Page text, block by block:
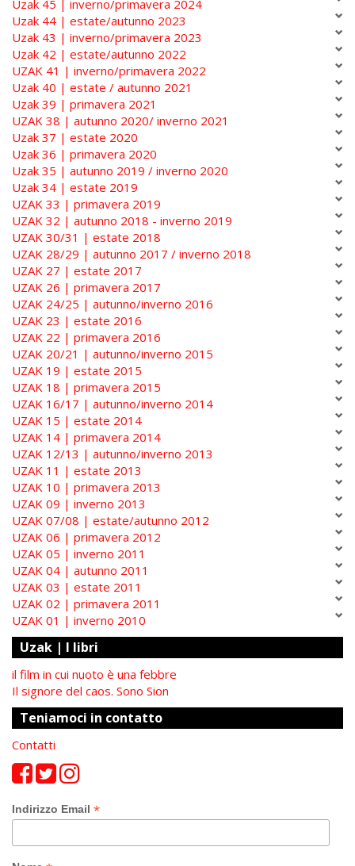
Uzak 45 | inverno/primavera 2024
Uzak 44 | estate/autunno 2023
Uzak 43 | inverno/primavera 2023
Uzak 42 | estate/autunno 2022
UZAK 41 | inverno/primavera 2022
Uzak 40 | estate / autunno 2021
Uzak 39 | primavera 2021
UZAK 38 | autunno 2020/ inverno 2021
Uzak 37 | estate 2020
Uzak 36 | primavera 2020
Uzak 35 | autunno 2019 / inverno 2020
Uzak 34 | estate 2019
UZAK 33 | primavera 2019
UZAK 32 | autunno 2018 - inverno 2019
UZAK 30/31 | estate 2018
UZAK 28/29 | autunno 2017 / inverno 2018
UZAK 27 | estate 2017
UZAK 26 | primavera 2017
UZAK 24/25 | autunno/inverno 2016
UZAK 23 | estate 2016
UZAK 22 | primavera 2016
UZAK 20/21 | autunno/inverno 2015
UZAK 19 | estate 2015
UZAK 18 | primavera 2015
UZAK 16/17 | autunno/inverno 2014
UZAK 15 | estate 2014
UZAK 14 | primavera 2014
UZAK 12/13 | autunno/inverno 2013
UZAK 11 | estate 2013
UZAK 10 | primavera 2013
UZAK 09 | inverno 2013
UZAK 07/08 | estate/autunno 2012
UZAK 06 | primavera 2012
UZAK 05 | inverno 2011
UZAK 04 | autunno 2011
UZAK 03 | estate 2011
UZAK 02 | primavera 2011
UZAK 01 | inverno 2010
Uzak | I libri
il film in cui nuoto è una febbre
Il signore del caos. Sono Sion
Teniamoci in contatto
Contatti
Indirizzo Email *